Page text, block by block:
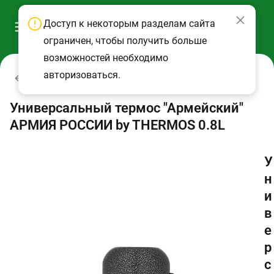
Термосы
Универсальный термос "Армейский"
АРМИЯ РОССИИ by THERMOS 0.8L
У
н
и
в
е
р
с
Доступ к некоторым разделам сайта
ограничен, чтобы получить больше
возможностей необходимо
авторизоваться.